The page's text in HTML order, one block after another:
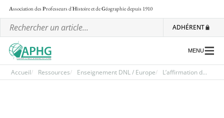
Association desProfesseurs d'Histoire et deGéographiedepuis 1910
ADHÉRENT
MENU
Accueil Ressources Enseignement DNL / Europe L’affirmation d...